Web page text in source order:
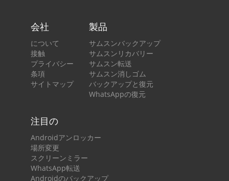
会社
について
接触
プライバシー
条項
サイトマップ
製品
サムスンバックアップ
サムスンリカバリー
サムスン転送
サムスン消しゴム
バックアップと復元
WhatsAppの復元
注目の
Androidアンロッカー
場所変更
スクリーンミラー
WhatsApp転送
Androidのバックアップ